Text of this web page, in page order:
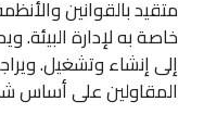
متقيد بالقوانين
خاصة به لإدارة البيئة.
إلى إنشاء وتشغيل.
المقاولين على أساس